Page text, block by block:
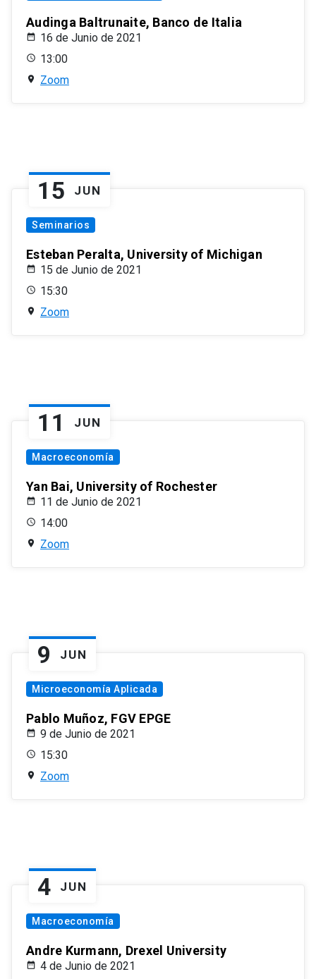
Audinga Baltrunaite, Banco de Italia
16 de Junio de 2021
13:00
Zoom
15 JUN
Seminarios
Esteban Peralta, University of Michigan
15 de Junio de 2021
15:30
Zoom
11 JUN
Macroeconomía
Yan Bai, University of Rochester
11 de Junio de 2021
14:00
Zoom
9 JUN
Microeconomía Aplicada
Pablo Muñoz, FGV EPGE
9 de Junio de 2021
15:30
Zoom
4 JUN
Macroeconomía
Andre Kurmann, Drexel University
4 de Junio de 2021